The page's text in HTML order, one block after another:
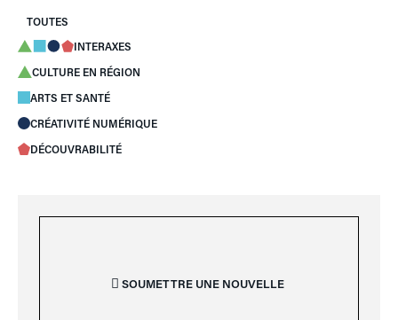
TOUTES
INTERAXES
ARTS ET SANTÉ
CRÉATIVITÉ NUMÉRIQUE
CULTURE EN RÉGION
DÉCOUVRABILITÉ
SOUMETTRE UNE NOUVELLE